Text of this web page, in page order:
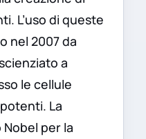
L’uso di queste
nel 2007 da
a
le cellule
La
per la